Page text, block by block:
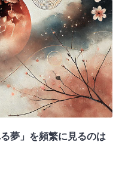
夢」を頻繁に見るのは